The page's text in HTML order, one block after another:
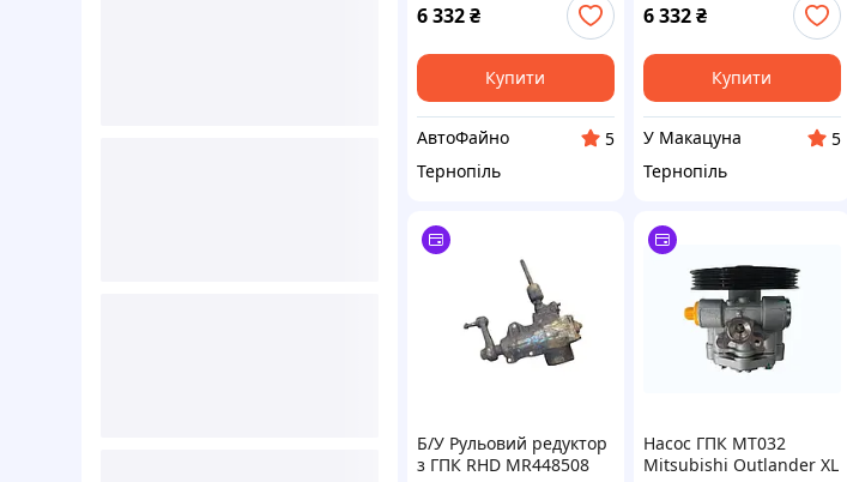
6 332₴
Купити
АвтоФайно
5
Тернопіль
6 332₴
Купити
У Макацуна
5
Тернопіль
Б/У Рульовий редуктор
з ГПК RHD MR448508
Насос ГПК MT032
Mitsubishi Outlander XL